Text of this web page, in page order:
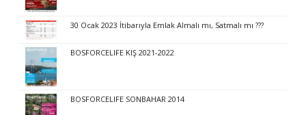
30 Ocak 2023 İtibarıyla Emlak Almalı mı, Satmalı mı ???
BOSFORCELIFE KIŞ 2021-2022
BOSFORCELIFE SONBAHAR 2014